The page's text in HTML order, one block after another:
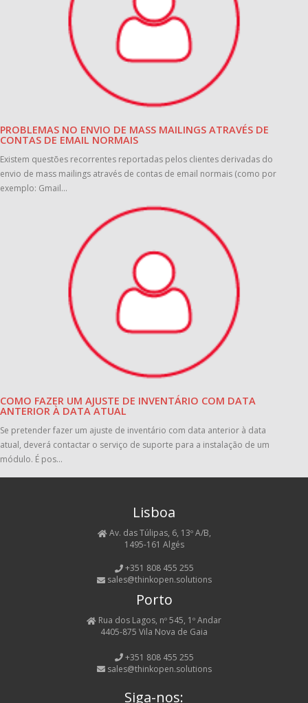
PROBLEMAS NO ENVIO DE MASS MAILINGS ATRAVÉS DE
CONTAS DE EMAIL NORMAIS
Existem questões recorrentes reportadas pelos clientes derivadas do
envio de mass mailings através de contas de email normais (como por
exemplo: Gmail...
COMO FAZER UM AJUSTE DE INVENTÁRIO COM DATA
ANTERIOR À DATA ATUAL
Se pretender fazer um ajuste de inventário com data anterior à data
atual, deverá contactar o serviço de suporte para a instalação de um
módulo. É pos...
Lisboa
Av. das Túlipas, 6, 13º A/B,
1495-161 Algés
+351 808 455 255
sales@thinkopen.solutions
Porto
Rua dos Lagos, nº 545, 1º Andar
4405-875 Vila Nova de Gaia
+351 808 455 255
sales@thinkopen.solutions
Siga-nos: